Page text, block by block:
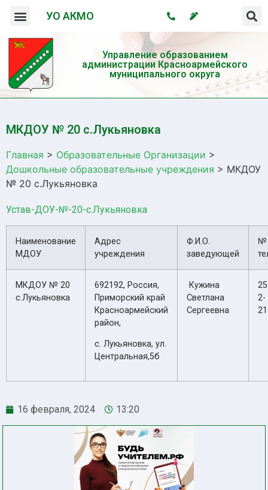
УО АКМО
Управление образованием
администрации Красноармейского
муниципального округа
МКДОУ № 20 с.Лукьяновка
Главная > Образовательные Организации >
Дошкольные образовательные учреждения > МКДОУ
№ 20 с.Лукьяновка
Устав-ДОУ-№-20-с.Лукьяновка
Наименование
МДОУ
Адрес
учреждения
Ф.И.О.
заведующей
№
МКДОУ № 20
с.Лукьяновка
692192, Россия,
Приморский край
Красноармейский
район,
с. Лукьяновка, ул.
Центральная,5б
Кужина
Светлана
Сергеевна
2-
21
16 февраля, 2024 13:20